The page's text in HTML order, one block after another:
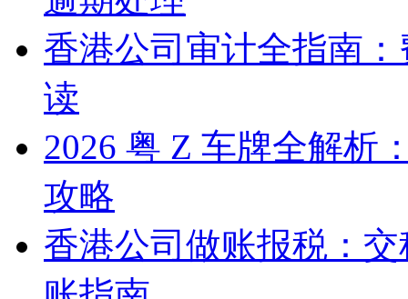
香港公司审计全指南
读
2026 粤 Z 车牌全解析
攻略
香港公司做账报税：